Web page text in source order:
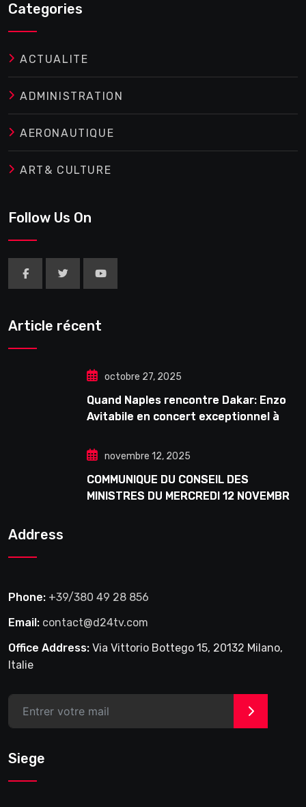
Categories
ACTUALITE
ADMINISTRATION
AERONAUTIQUE
ART& CULTURE
Follow Us On
Article récent
octobre 27, 2025
Quand Naples rencontre Dakar: Enzo
Avitabile en concert exceptionnel à
novembre 12, 2025
COMMUNIQUE DU CONSEIL DES
MINISTRES DU MERCREDI 12 NOVEMBRE
Address
Phone: +39/380 49 28 856
Email: contact@d24tv.com
Office Address: Via Vittorio Bottego 15, 20132 Milano,
Italie
>
Siege